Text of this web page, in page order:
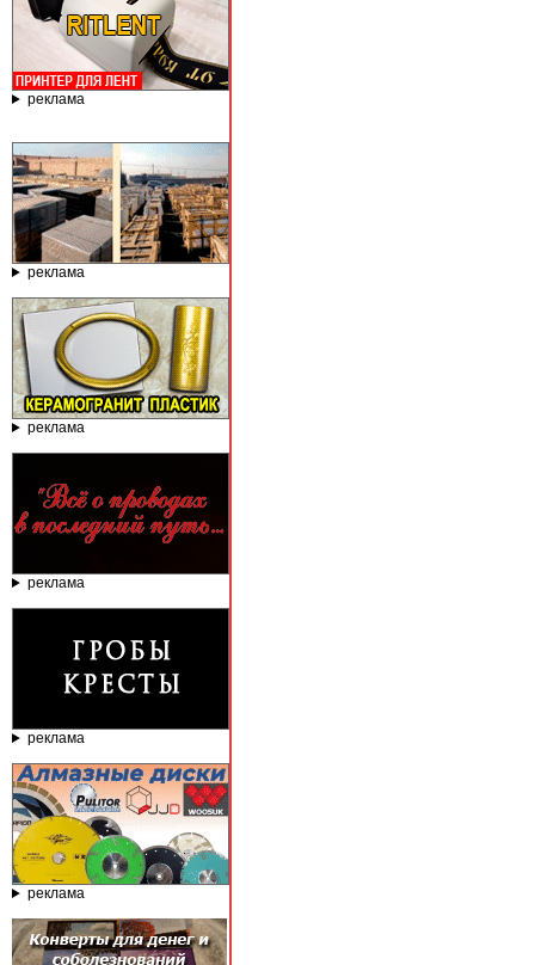
реклама
реклама
реклама
реклама
реклама
реклама